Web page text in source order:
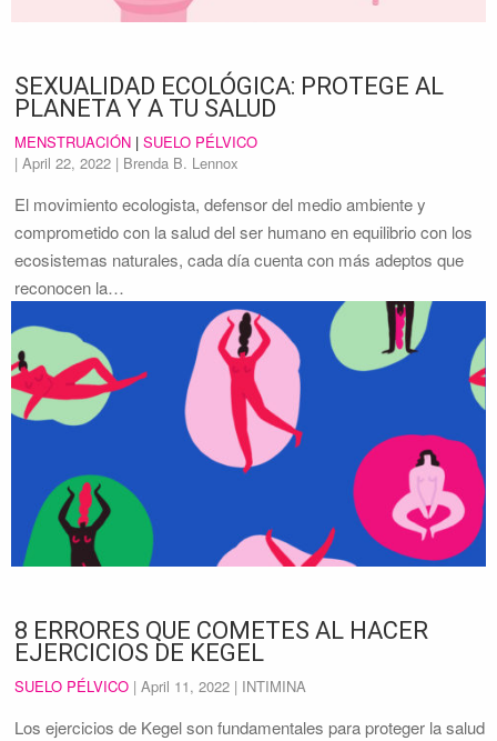
SEXUALIDAD ECOLÓGICA: PROTEGE AL
PLANETA Y A TU SALUD
MENSTRUACIÓN |SUELO PÉLVICO
|April 22, 2022 | Brenda B. Lennox
El movimiento ecologista, defensor del medio ambiente y
comprometido con la salud del ser humano en equilibrio con los
ecosistemas naturales, cada día cuenta con más adeptos que
reconocen la…
8 ERRORES QUE COMETES AL HACER
EJERCICIOS DE KEGEL
SUELO PÉLVICO |April 11, 2022 | INTIMINA
Los ejercicios de Kegel son fundamentales para proteger la salud